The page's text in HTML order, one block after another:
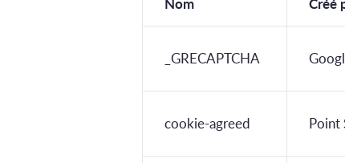
_GRECAPTCHA
cookie-agreed Point